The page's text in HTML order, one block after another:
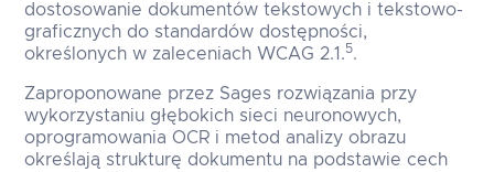
dostosowanie dokumentów tekstowych i tekstowo-
graficznych do standardów dostępności,
określonych w zaleceniach WCAG 2.1.5.
Zaproponowane przez Sages rozwiązania przy
wykorzystaniu głębokich sieci neuronowych,
oprogramowania OCR i metod analizy obrazu
określają strukturę dokumentu na podstawie cech